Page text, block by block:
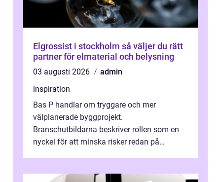
Elgrossist i stockholm så väljer du rätt
partner för elmaterial och belysning
03 augusti 2026
admin
inspiration
Bas P handlar om tryggare och mer
välplanerade byggprojekt.
Branschutbildarna beskriver rollen som en
nyckel för att minska risker redan på